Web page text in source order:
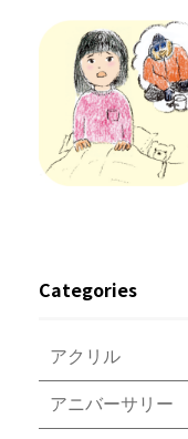
Categories
アクリル
アニバーサリー